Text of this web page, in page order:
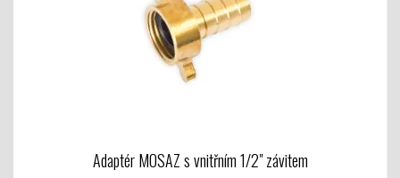
Adaptér MOSAZ s vnitřním 1/2" závitem